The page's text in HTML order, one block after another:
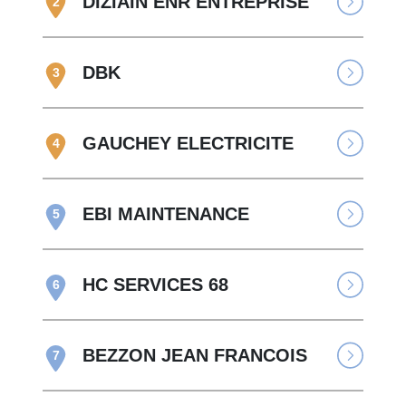
3 DBK
4 GAUCHEY ELECTRICITE
5 EBI MAINTENANCE
6 HC SERVICES 68
7 BEZZON JEAN FRANCOIS